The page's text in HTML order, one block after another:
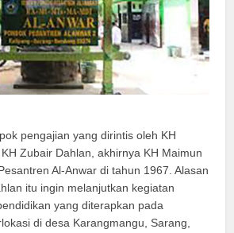
pengajian yang dirintis oleh KH
Zubair Dahlan, akhirnya KH Maimun
Al-Anwar di tahun 1967. Alasan
itu ingin melanjutkan kegiatan
yang diterapkan pada
di desa Karangmangu, Sarang,